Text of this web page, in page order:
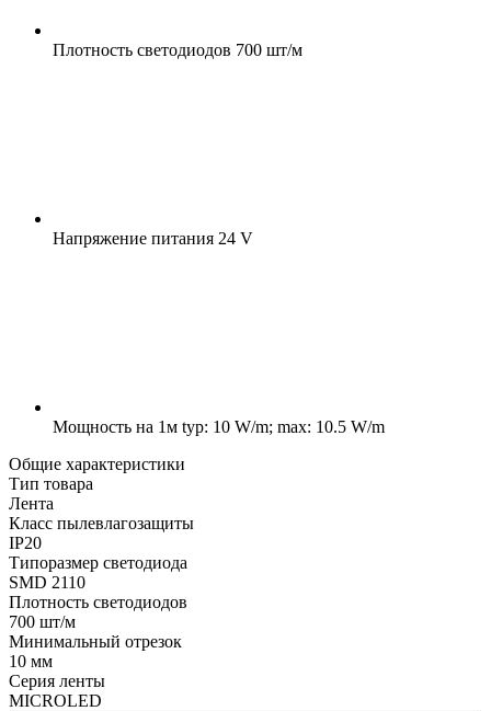
Плотность светодиодов 700 шт/м
Напряжение питания 24 V
Мощность на 1м typ: 10 W/m; max: 10.5 W/m
Общие характеристики
Тип товара
Лента
Класс пылевлагозащиты
IP20
Типоразмер светодиода
SMD 2110
Плотность светодиодов
700 шт/м
Минимальный отрезок
10 мм
Серия ленты
MICROLED